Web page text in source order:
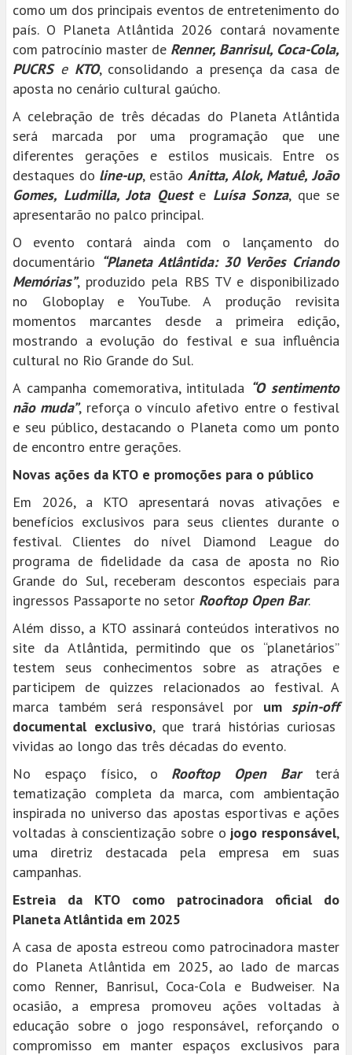
como um dos principais eventos de entretenimento do
país. O Planeta Atlântida 2026 contará novamente
com patrocínio master de Renner, Banrisul, Coca-Cola,
PUCRSeKTO, consolidando a presença da casa de
aposta no cenário cultural gaúcho.
A celebração de três décadas do Planeta Atlântida
será marcada por uma programação que une
diferentes gerações e estilos musicais. Entre os
destaques do line-up, estão Anitta, Alok, Matuê, João
Gomes, Ludmilla, Jota Queste Luísa Sonza, que se
apresentarão no palco principal.
O evento contará ainda com o lançamento do
documentário “Planeta Atlântida: 30 Verões Criando
Memórias”, produzido pela RBS TV e disponibilizado
no Globoplay e YouTube. A produção revisita
momentos marcantes desde a primeira edição,
mostrando a evolução do festival e sua influência
cultural no Rio Grande do Sul.
A campanha comemorativa, intitulada “O sentimento
não muda”, reforça o vínculo afetivo entre o festival
e seu público, destacando o Planeta como um ponto
de encontro entre gerações.
Novas ações da KTO e promoções para o público
Em 2026, a KTO apresentará novas ativações e
benefícios exclusivos para seus clientes durante o
festival. Clientes do nível Diamond League do
programa de fidelidade da casa de aposta no Rio
Grande do Sul, receberam descontos especiais para
ingressos Passaporte no setor Rooftop Open Bar.
Além disso, a KTO assinará conteúdos interativos no
site da Atlântida, permitindo que os “planetários”
testem seus conhecimentos sobre as atrações e
participem de quizzes relacionados ao festival. A
marca também será responsável por umspin-off
documental exclusivo, que trará histórias curiosas
vividas ao longo das três décadas do evento.
No espaço físico, o Rooftop Open Barterá
tematização completa da marca, com ambientação
inspirada no universo das apostas esportivas e ações
voltadas à conscientização sobre o jogo responsável,
uma diretriz destacada pela empresa em suas
campanhas.
Estreia da KTO como patrocinadora oficial do
Planeta Atlântida em 2025
A casa de aposta estreou como patrocinadora master
do Planeta Atlântida em 2025, ao lado de marcas
como Renner, Banrisul, Coca-Cola e Budweiser. Na
ocasião, a empresa promoveu ações voltadas à
educação sobre o jogo responsável, reforçando o
compromisso em manter espaços exclusivos para